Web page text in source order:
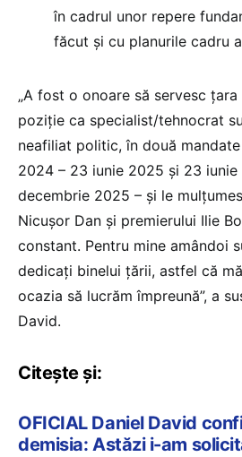
în cadrul unor repere
făcut și cu planurile cadru
„A fost o onoare să servesc
poziție ca specialist/tehnocrat
neafiliat politic, în două
2024 – 23 iunie 2025 și 23
decembrie 2025 – și le
Nicușor Dan și premierului Ilie
constant. Pentru mine amândoi
dedicați binelui țării, astfel că
ocazia să lucrăm împreună”, a
David.
Citește și:
OFICIAL Daniel David
demisia: Astăzi i-am